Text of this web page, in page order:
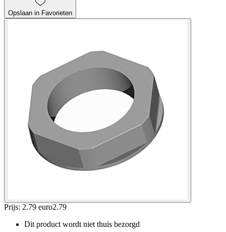
Opslaan in Favorieten
Prijs: 2.79 euro2.79
Dit product wordt niet thuis bezorgd